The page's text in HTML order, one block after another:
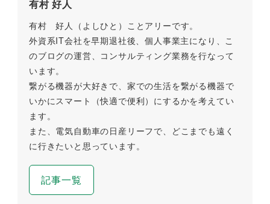
有村 好人
有村 好人（よしひと）ことアリーです。
外資系IT会社を早期退社後、個人事業主になり、こ
のブログの運営、コンサルティング業務を行なって
います。
繋がる機器が大好きで、家での生活を繋がる機器で
いかにスマート（快適で便利）にするかを考えてい
ます。
また、電気自動車の日産リーフで、どこまでも遠く
に行きたいと思っています。
記事一覧